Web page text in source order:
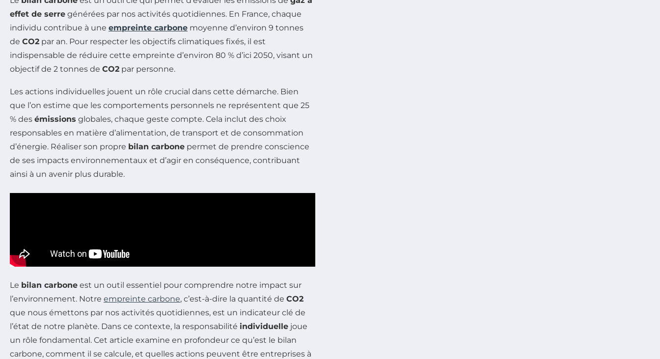
effet de serre générées par nos activités quotidiennes. En France, chaque
individu contribue à une empreinte carbone moyenne d’environ 9 tonnes
de CO2 par an. Pour respecter les objectifs climatiques fixés, il est
indispensable de réduire cette empreinte d’environ 80 % d’ici 2050, visant un
objectif de 2 tonnes de CO2 par personne.
Les actions individuelles jouent un rôle crucial dans cette démarche. Bien
que l’on estime que les comportements personnels ne représentent que 25
% des émissions globales, chaque geste compte. Cela inclut des choix
responsables en matière d’alimentation, de transport et de consommation
d’énergie. Réaliser son propre bilan carbone permet de prendre conscience
de ses impacts environnementaux et d’agir en conséquence, contribuant
ainsi à un avenir plus durable.
Le bilan carbone est un outil essentiel pour comprendre notre impact sur
l’environnement. Notre empreinte carbone, c’est-à-dire la quantité de CO2
que nous émettons par nos activités quotidiennes, est un indicateur clé de
l’état de notre planète. Dans ce contexte, la responsabilité individuelle joue
un rôle fondamental. Cet article examine en profondeur ce qu’est le bilan
carbone, comment il se calcule, et quelles actions peuvent être entreprises à